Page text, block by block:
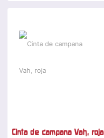
Cinta de campana Vah, roja